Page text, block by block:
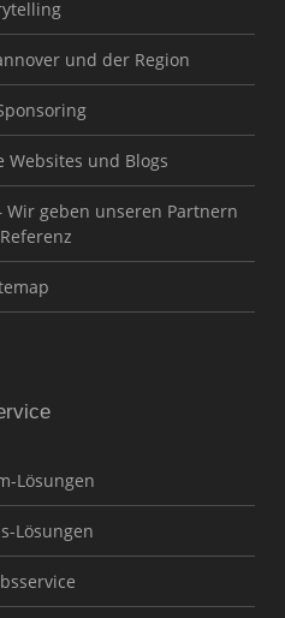
und der Region
Websites und Blogs
geben unseren Partnern
Lösungen
Lösungen